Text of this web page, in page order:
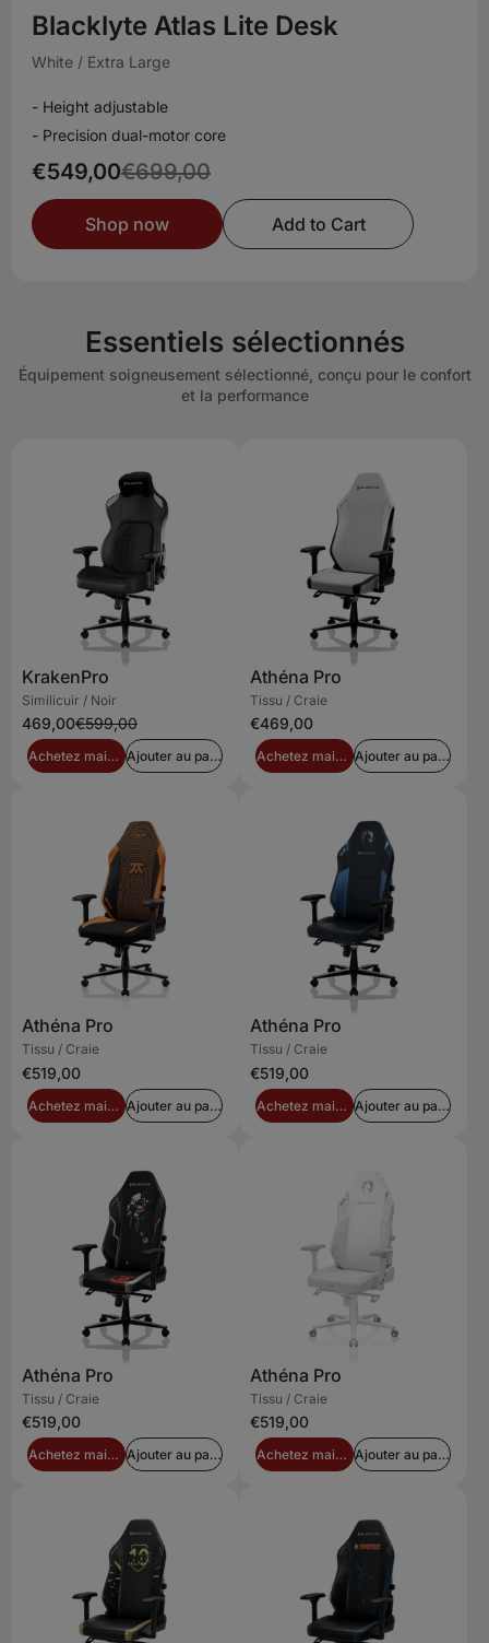
Blacklyte Atlas Lite Desk
White / Extra Large
- Height adjustable
- Precision dual-motor core
€549,00€699,00
Shop now Add to Cart
Essentiels sélectionnés
Équipement soigneusement sélectionné, conçu pour le confort
et la performance
KrakenPro
Similicuir / Noir
469,00€599,00
Achetez maintenant Ajouter au panier
Athéna Pro
Tissu / Craie
€469,00
Achetez maintenant Ajouter au panier
Athéna Pro
Tissu / Craie
€519,00
Achetez maintenant Ajouter au panier
Athéna Pro
Tissu / Craie
€519,00
Achetez maintenant Ajouter au panier
Athéna Pro
Tissu / Craie
€519,00
Achetez maintenant Ajouter au panier
Athéna Pro
Tissu / Craie
€519,00
Achetez maintenant Ajouter au panier